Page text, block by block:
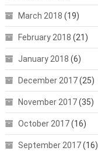
March 2018 (19)
February 2018 (21)
January 2018 (6)
December 2017(25)
November 2017(35)
October 2017(16)
September 2017(16)